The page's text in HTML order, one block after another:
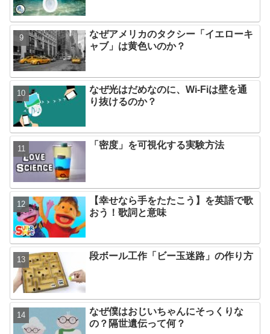
なぜアメリカのタクシー「イエローキ
ャブ」は黄色いのか？
なぜ光はだめなのに、Wi-Fiは壁を通
り抜けるのか？
「密度」を可視化する実験方法
【幸せなら手をたたこう】を英語で歌
おう！歌詞と意味
段ボール工作「ビー玉迷路」の作り方
なぜ僕はおじいちゃんにそっくりな
の？隔世遺伝って何？